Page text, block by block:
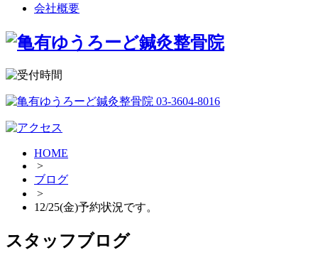
会社概要
HOME
>
ブログ
>
12/25(金)予約状況です。
スタッフブログ